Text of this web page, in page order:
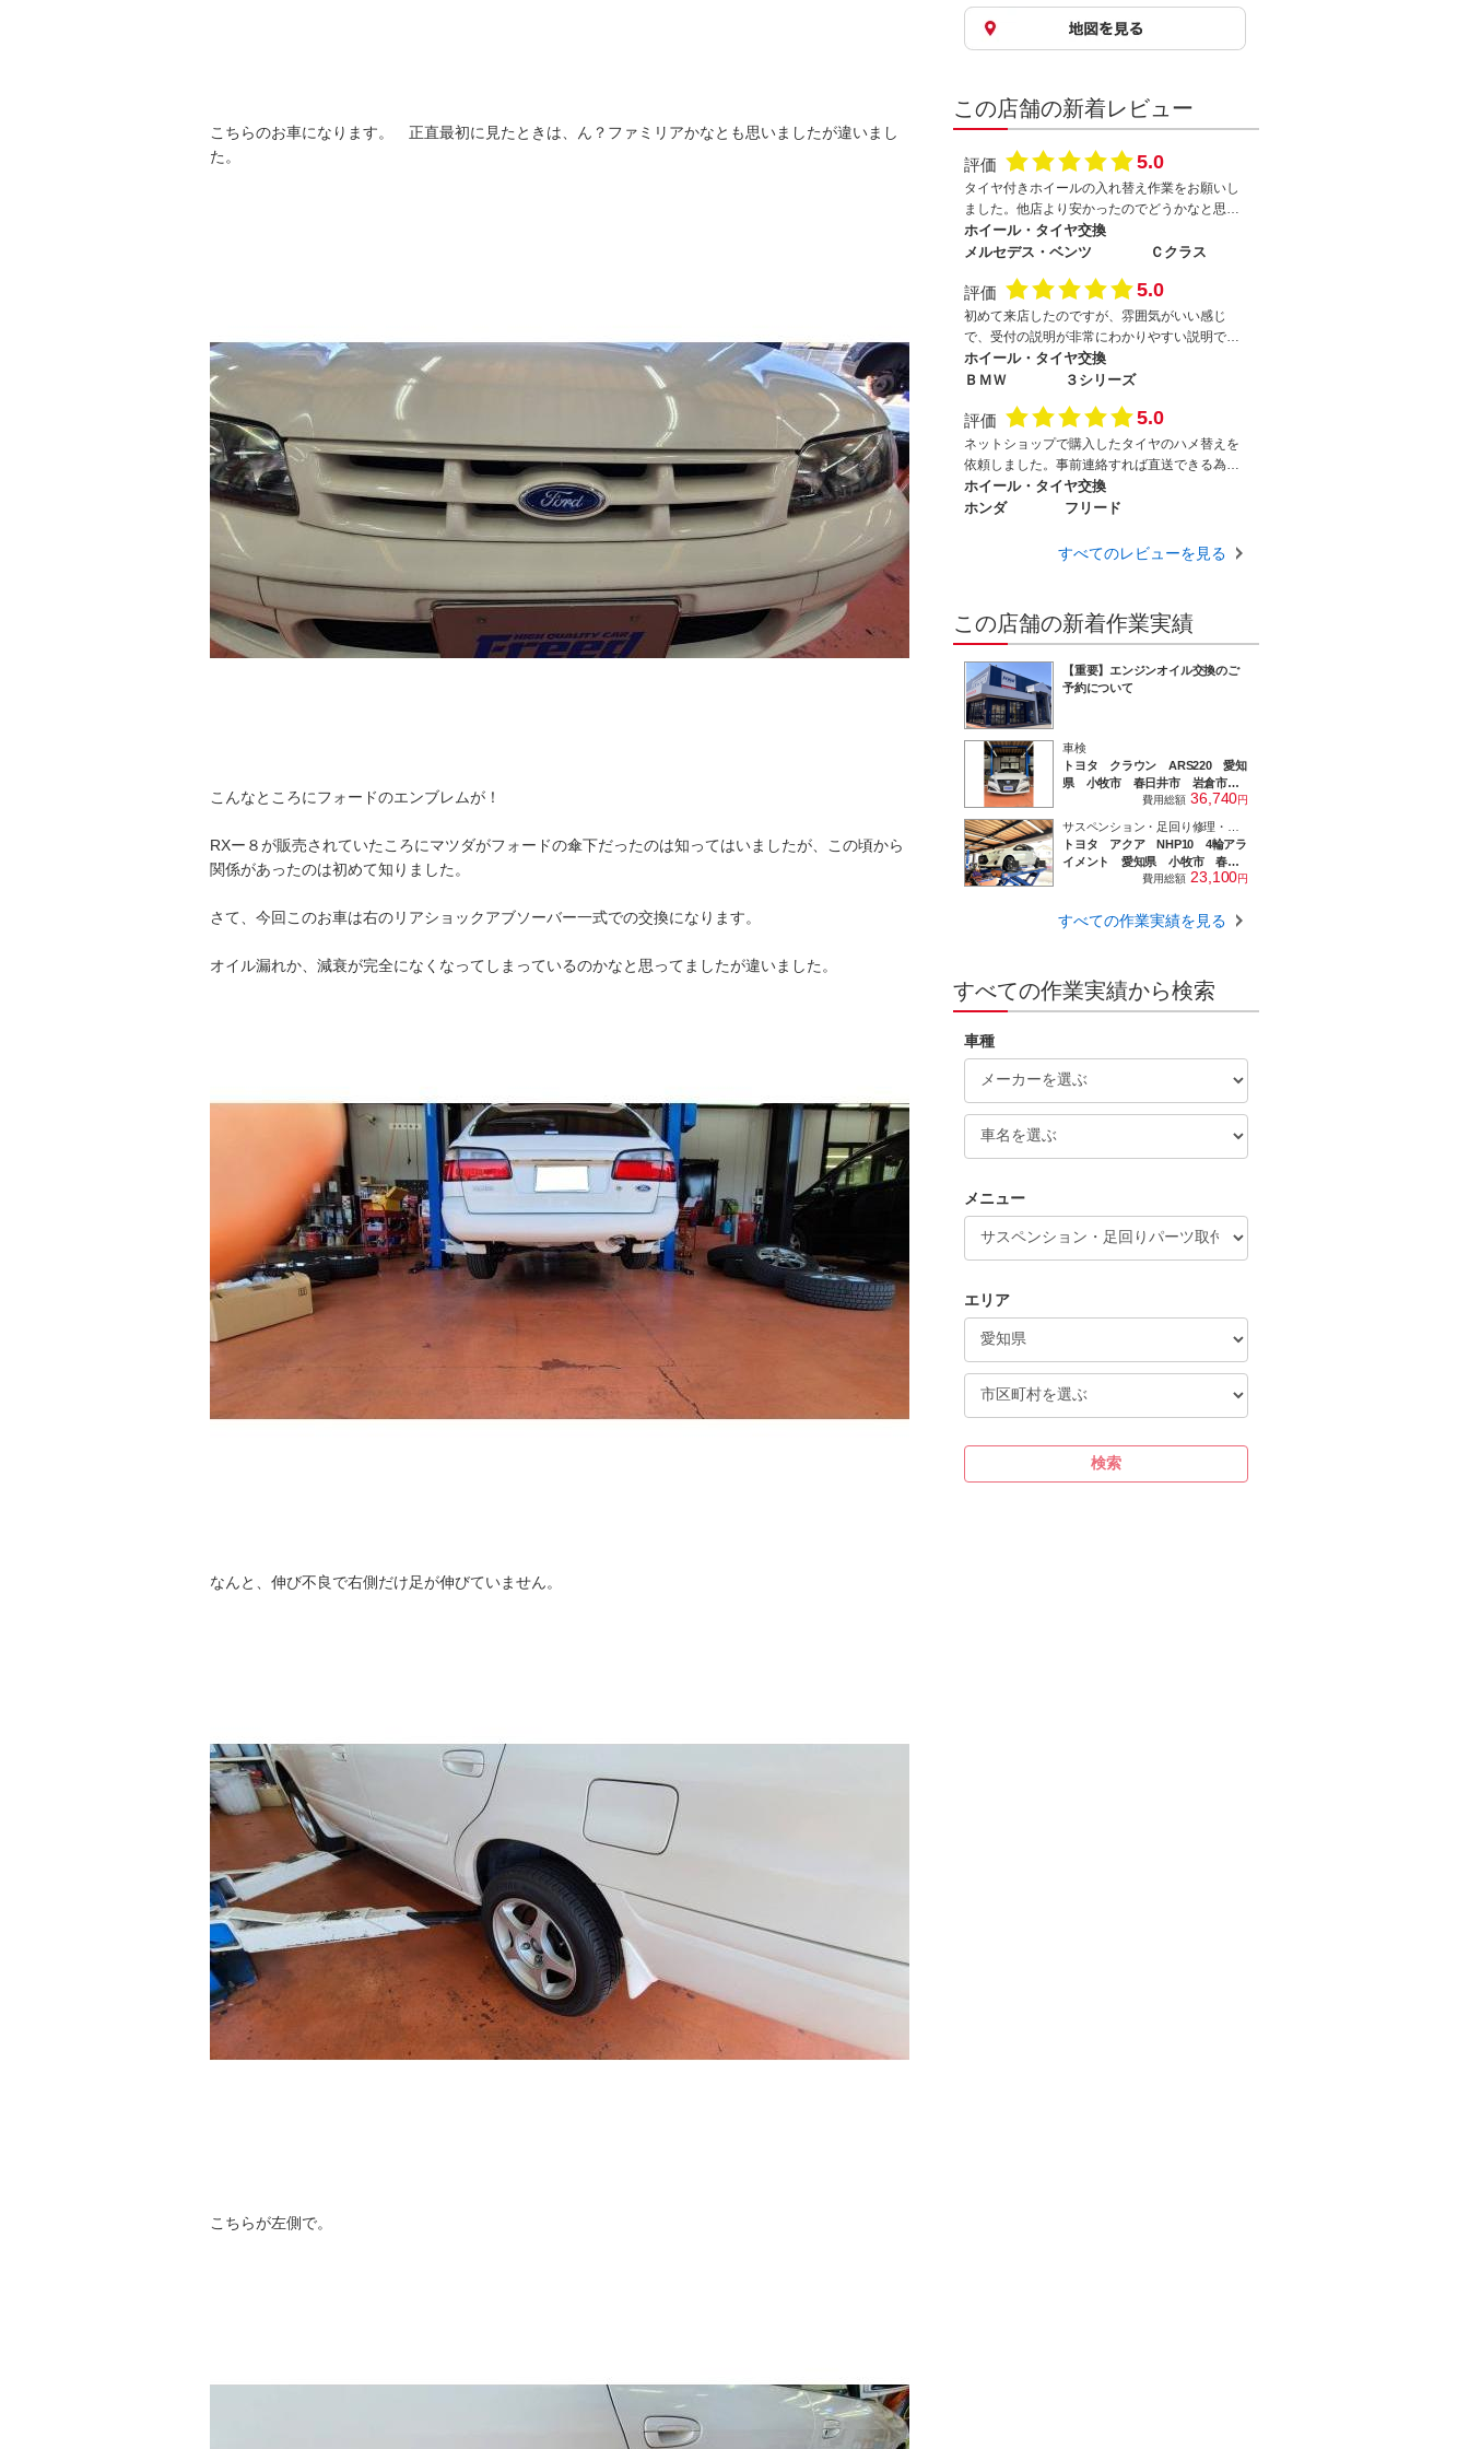
こちらのお車になります。 正直最初に見たときは、ん？ファミリアかなとも思いましたが違いまし
た。
こんなところにフォードのエンブレムが！
RXー８が販売されていたころにマツダがフォードの傘下だったのは知ってはいましたが、この頃から
関係があったのは初めて知りました。
さて、今回このお車は右のリアショックアブソーバー一式での交換になります。
オイル漏れか、減衰が完全になくなってしまっているのかなと思ってましたが違いました。
なんと、伸び不良で右側だけ足が伸びていません。
こちらが左側で。
この店舗の新着レビュー
評価 5.0
タイヤ付きホイールの入れ替え作業をお願いし
ました。他店より安かったのでどうかなと思い
ましたが30分経たないくらいで作業終了して早
くて良かったです。今度は持ち込みタイヤの履
ホイール・タイヤ交換
メルセデス・ベンツ
Ｃクラス
評価 5.0
初めて来店したのですが、雰囲気がいい感じ
で、受付の説明が非常にわかりやすい説明で、
また、来店したいと思う
ホイール・タイヤ交換
ＢＭＷ
３シリーズ
評価 5.0
ネットショップで購入したタイヤのハメ替えを
依頼しました。事前連絡すれば直送できる為と
ても便利です。従業員の方の説明もわかりやす
く、とても丁寧な対応でした。また他の車の作
ホイール・タイヤ交換
ホンダ
フリード
すべてのレビューを見る
この店舗の新着作業実績
【重要】エンジンオイル交換のご
予約について
車検
トヨタ クラウン ARS220 愛知
県 小牧市 春日井市 岩倉市
大口町 一宮市 犬山市 江南
場
費用総額 36,740円
トヨタ アクア NHP10 4輪アラ
イメント 愛知県 小牧市 春日
井市 岩倉市 大口町 一宮市
屋市 指定工場
費用総額 23,100円
すべての作業実績を見る
すべての作業実績から検索
車種
メニュー
エリア